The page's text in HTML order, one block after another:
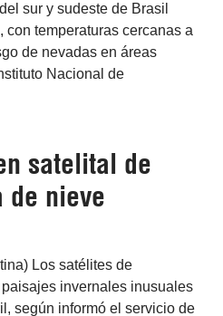
sur y sudeste de Brasil
temperaturas cercanas a
de nevadas en áreas
Nacional de
satelital de
de nieve
Los satélites de
invernales inusuales
según informó el servicio de